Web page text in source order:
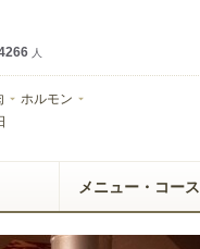
人
ホルモン
メニュー・コース